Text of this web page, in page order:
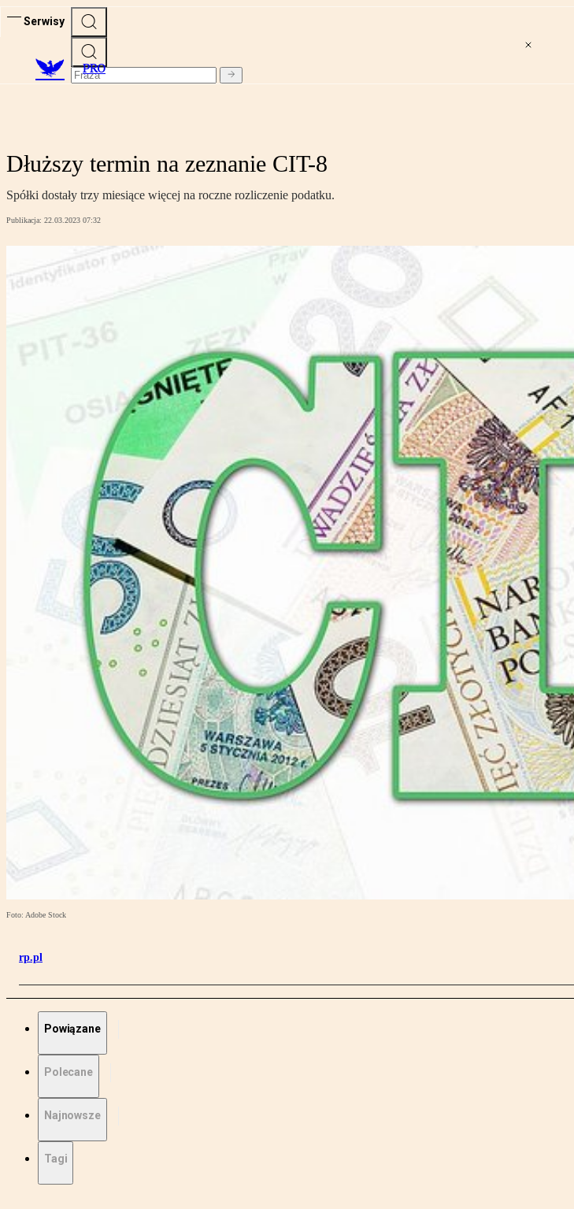
Serwisy
PRO
Dłuższy termin na zeznanie CIT-8
Spółki dostały trzy miesiące więcej na roczne rozliczenie podatku.
Publikacja: 22.03.2023 07:32
Foto: Adobe Stock
rp.pl
Powiązane
Polecane
Najnowsze
Tagi